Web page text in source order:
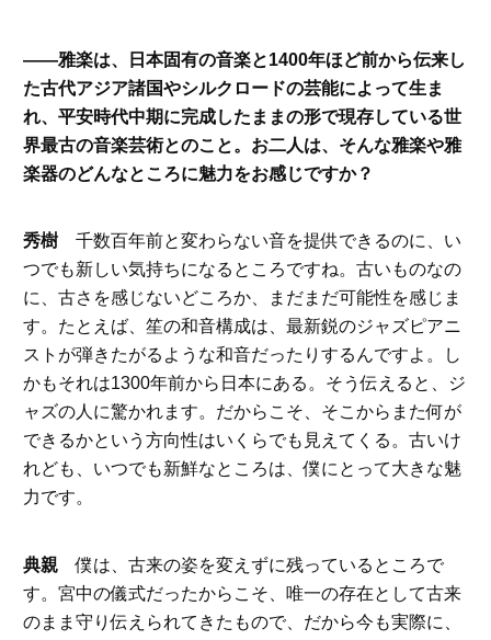
――雅楽は、日本固有の音楽と1400年ほど前から伝来し
た古代アジア諸国やシルクロードの芸能によって生ま
れ、平安時代中期に完成したままの形で現存している世
界最古の音楽芸術とのこと。お二人は、そんな雅楽や雅
楽器のどんなところに魅力をお感じですか？
秀樹千数百年前と変わらない音を提供できるのに、い
つでも新しい気持ちになるところですね。古いものなの
に、古さを感じないどころか、まだまだ可能性を感じま
す。たとえば、笙の和音構成は、最新鋭のジャズピアニ
ストが弾きたがるような和音だったりするんですよ。し
かもそれは1300年前から日本にある。そう伝えると、ジ
ャズの人に驚かれます。だからこそ、そこからまた何が
できるかという方向性はいくらでも見えてくる。古いけ
れども、いつでも新鮮なところは、僕にとって大きな魅
力です。
典親僕は、古来の姿を変えずに残っているところで
す。宮中の儀式だったからこそ、唯一の存在として古来
のまま守り伝えられてきたもので、だから今も実際に、